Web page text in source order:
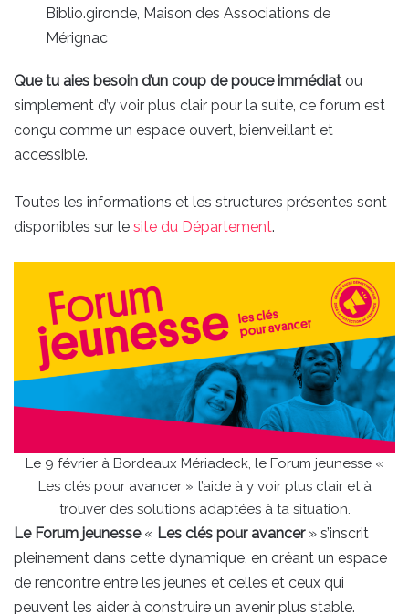
Biblio.gironde, Maison des Associations de
Mérignac
Que tu aies besoin d’un coup de pouce immédiat ou
simplement d’y voir plus clair pour la suite, ce forum est
conçu comme un espace ouvert, bienveillant et
accessible.
Toutes les informations et les structures présentes sont
disponibles sur le site du Département.
Le 9 février à Bordeaux Mériadeck, le Forum jeunesse «
Les clés pour avancer » t’aide à y voir plus clair et à
trouver des solutions adaptées à ta situation.
Le Forum jeunesse« Les clés pour avancer » s’inscrit
pleinement dans cette dynamique, en créant un espace
de rencontre entre les jeunes et celles et ceux qui
peuvent les aider à construire un avenir plus stable.